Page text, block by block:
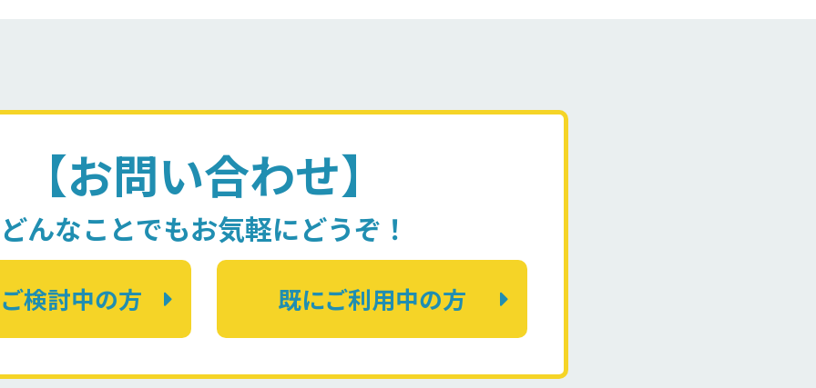
【お問い合わせ】
どんなことでもお気軽にどうぞ！
検討中の方 既にご利用中の方